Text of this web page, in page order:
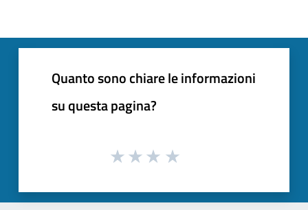
Quanto sono chiare le informazioni
su questa pagina?